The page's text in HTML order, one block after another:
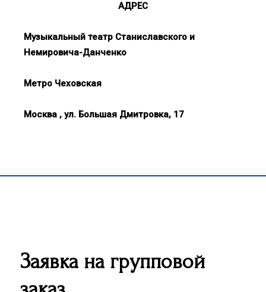
АДРЕС
Музыкальный театр Станиславского и
Немировича-Данченко
Метро Чеховская
Москва , ул. Большая Дмитровка, 17
Заявка на групповой